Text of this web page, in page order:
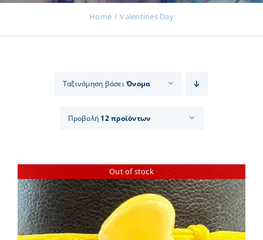
Επικοινωνία
Home Valentines Day
Ταξινόμηση βάσειΌνομα
Προβολή 12 προϊόντων
Out of stock